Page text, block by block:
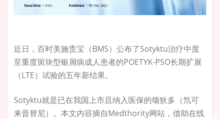
近日，百时美施贵宝（BMS）公布了Sotyktu治疗中度
至重度斑块型银屑病成人患者的POETYK-PSO长期扩展
（LTE）试验的五年新结果。
Sotyktu就是已在我国上市且纳入医保的颂狄多（氘可
来昔替尼）。本文内容摘自Medthority网站，借助在线